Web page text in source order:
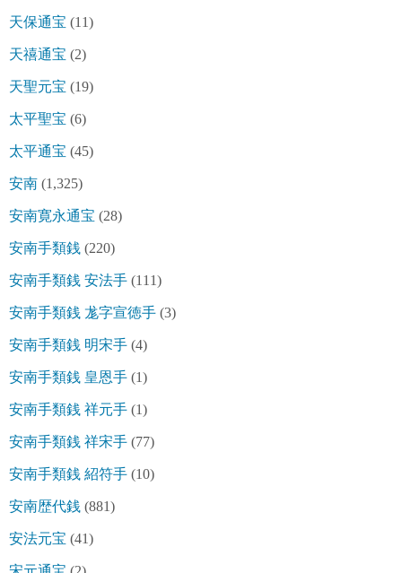
天保通宝 (11)
天禧通宝 (2)
天聖元宝 (19)
太平聖宝 (6)
太平通宝 (45)
安南 (1,325)
安南寛永通宝 (28)
安南手類銭 (220)
安南手類銭 安法手 (111)
安南手類銭 尨字宣徳手 (3)
安南手類銭 明宋手 (4)
安南手類銭 皇恩手 (1)
安南手類銭 祥元手 (1)
安南手類銭 祥宋手 (77)
安南手類銭 紹符手 (10)
安南歴代銭 (881)
安法元宝 (41)